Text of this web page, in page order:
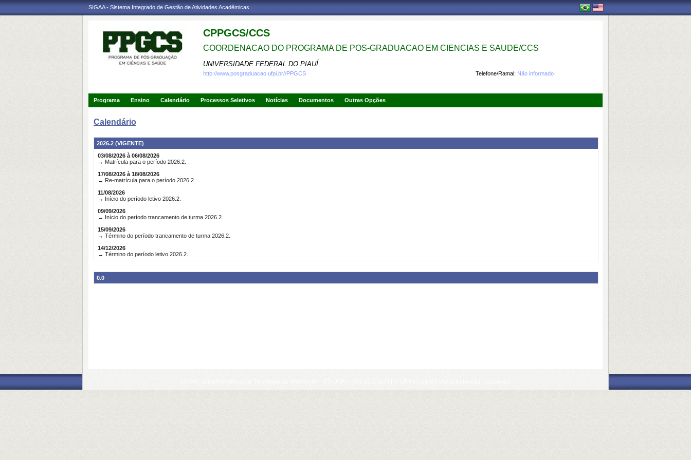
SIGAA - Sistema Integrado de Gestão de Atividades Acadêmicas
CPPGCS/CCS
COORDENACAO DO PROGRAMA DE POS-GRADUACAO EM CIENCIAS E SAUDE/CCS
UNIVERSIDADE FEDERAL DO PIAUÍ
Telefone/Ramal: Não informado
http://www.posgraduacao.ufpi.br//PPGCS
Programa Ensino Calendário Processos Seletivos Notícias Documentos Outras Opções
Calendário
2026.2 (VIGENTE)
03/08/2026 à 06/08/2026
→ Matrícula para o período 2026.2.
17/08/2026 à 18/08/2026
→ Re-matrícula para o período 2026.2.
11/08/2026
→ Início do período letivo 2026.2.
09/09/2026
→ Início do período trancamento de turma 2026.2.
15/09/2026
→ Término do período trancamento de turma 2026.2.
14/12/2026
→ Término do período letivo 2026.2.
0.0